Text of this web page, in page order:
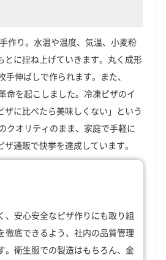
作り。水温や温度、気温、小麦粉
に捏ね上げていきます。丸く成形
伸ばしで作られます。また、
命を起こしました。冷凍ピザのイ
に比べたら美味しくない」という
クオリティのまま、家庭で手軽に
通販で快挙を達成しています。
、安心安全なピザ作りにも取り組
徹底できるよう、社内の品質管理
。衛生服での製造はもちろん、金